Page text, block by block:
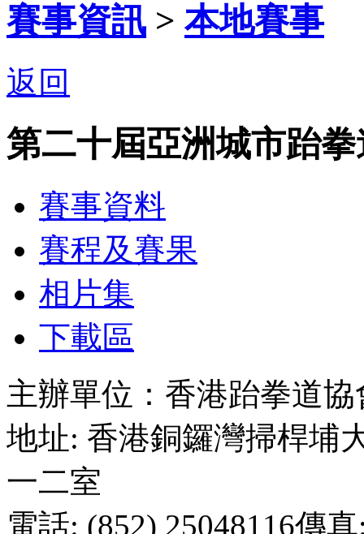
賽事資訊 >本地賽事
返回
第二十屆亞洲城市跆
賽事資料
賽程及賽果
相片集
下載區
主辦單位：香港跆拳道協
地址: 香港銅鑼灣掃桿埔
一二室
電話: (852) 25048116傳